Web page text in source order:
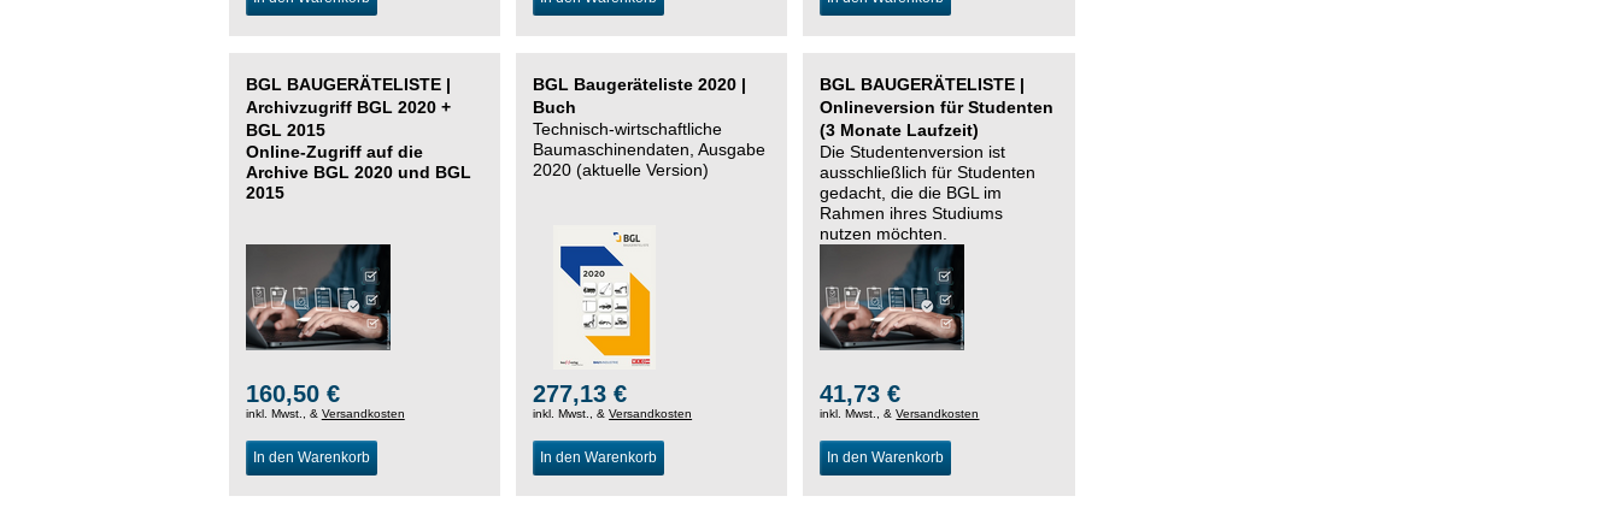
BGL BAUGERÄTELISTE |
Archivzugriff BGL 2020 +
BGL 2015
Online-Zugriff auf die
Archive BGL 2020 und BGL
2015
160,50 €
inkl. Mwst., & Versandkosten
In den Warenkorb
BGL Baugeräteliste 2020 |
Buch
Technisch-wirtschaftliche
Baumaschinendaten, Ausgabe
2020 (aktuelle Version)
277,13 €
inkl. Mwst., &Versandkosten
In den Warenkorb
BGL BAUGERÄTELISTE |
Onlineversion für Studenten
(3 Monate Laufzeit)
Die Studentenversion ist
ausschließlich für Studenten
gedacht, die die BGL im
Rahmen ihres Studiums
nutzen möchten.
41,73 €
inkl. Mwst., &Versandkosten
In den Warenkorb